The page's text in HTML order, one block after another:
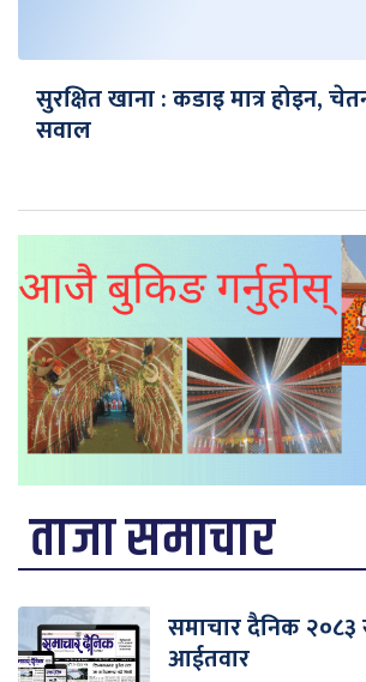
सुरक्षित खाना : कडाइ मात्र होइन,
सवाल
ताजा समाचार
समाचार दैनिक
आईतवार